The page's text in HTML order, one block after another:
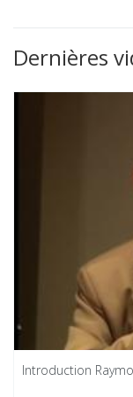
Dernières
Introduction